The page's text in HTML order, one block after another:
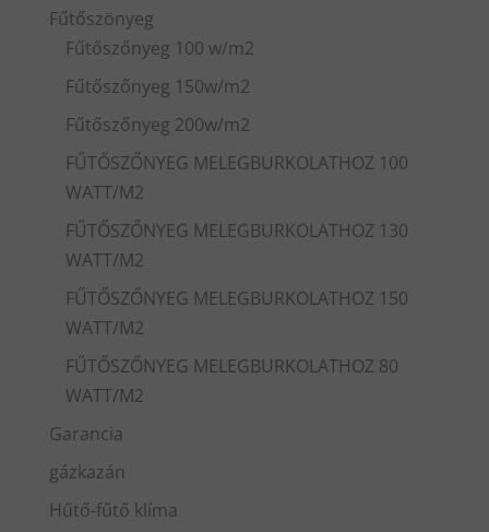
Fűtőszönyeg
Fűtőszőnyeg 100 w/m2
Fűtőszőnyeg 150w/m2
Fűtőszőnyeg 200w/m2
FŰTŐSZŐNYEG MELEGBURKOLATHOZ 100
WATT/M2
FŰTŐSZŐNYEG MELEGBURKOLATHOZ 130
WATT/M2
FŰTŐSZŐNYEG MELEGBURKOLATHOZ 150
WATT/M2
FŰTŐSZŐNYEG MELEGBURKOLATHOZ 80
WATT/M2
Garancia
gázkazán
Hűtő-fűtő klíma